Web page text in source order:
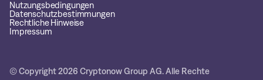
Nutzungsbedingungen
Datenschutzbestimmungen
Rechtliche Hinweise
Impressum
© Copyright 2026 Cryptonow Group AG. Alle Rechte